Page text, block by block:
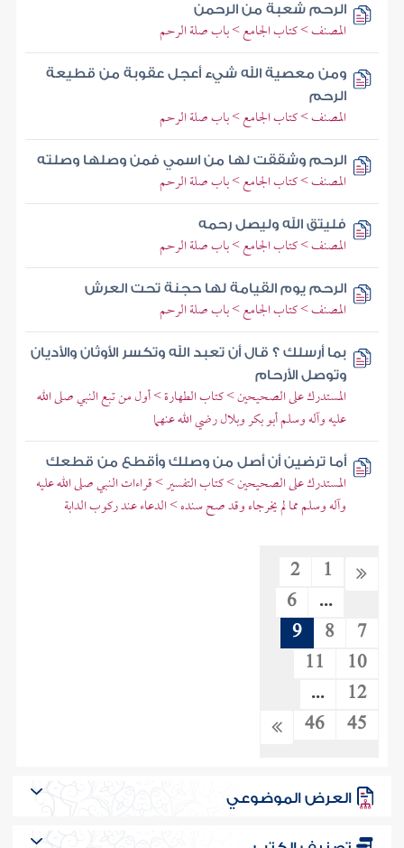
الرحم شعبة من الرحمن
المصنف > كتاب الجامع > باب صلة الرحم
ومن معصية الله شيء أعجل عقوبة من قطيعة
الرحم
المصنف > كتاب الجامع > باب صلة الرحم
الرحم وشققت لها من اسمي فمن وصلها وصلته
المصنف > كتاب الجامع > باب صلة الرحم
فليتق الله وليصل رحمه
المصنف > كتاب الجامع > باب صلة الرحم
الرحم يوم القيامة لها حجنة تحت العرش
المصنف > كتاب الجامع > باب صلة الرحم
بما أرسلك ؟ قال أن تعبد الله وتكسر الأوثان والأديان
وتوصل الأرحام
المستدرك على الصحيحين > كتاب الطهارة > أول من تبع النبي صلى الله
عليه وآله وسلم أبو بكر وبلال رضي الله عنهما
أما ترضين أن أصل من وصلك وأقطع من قطعك
المستدرك على الصحيحين > كتاب التفسير > قراءات النبي صلى الله عليه
وآله وسلم مما لم يخرجاه وقد صح سنده > الدعاء عند ركوب الدابة
1
2
...
6
7
8
9
10
11
12
...
45
46
العرض الموضوعي